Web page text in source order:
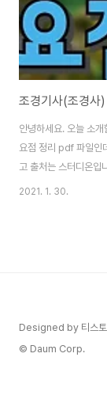
조경기사(조경사
안녕하세요. 오늘 소
요점 정리 pdf 파일인
고 출처는 스터디온입
대학을 나오거나 사회
분들이 계실 거예요.
2021. 1. 30.
Designed by 티스토
© Daum Corp.